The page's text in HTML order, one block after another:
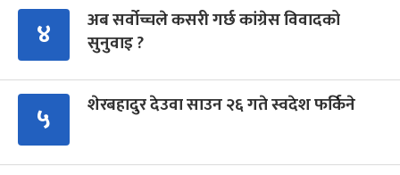
४
अब सर्वोच्चले कसरी गर्छ कांग्रेस विवादको
सुनुवाइ ?
५ शेरबहादुर देउवा साउन २६ गते स्वदेश फर्किने